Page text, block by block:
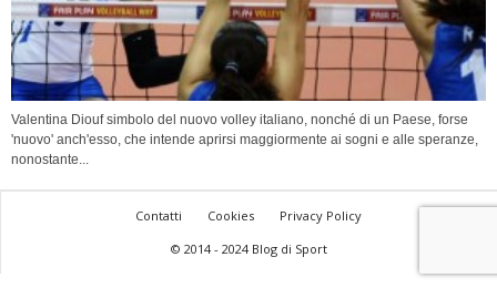
Valentina Diouf simbolo del nuovo volley italiano, nonché di un Paese, forse
'nuovo' anch'esso, che intende aprirsi maggiormente ai sogni e alle speranze,
nonostante...
Contatti Cookies
Privacy Policy
© 2014 - 2024 Blog di Sport